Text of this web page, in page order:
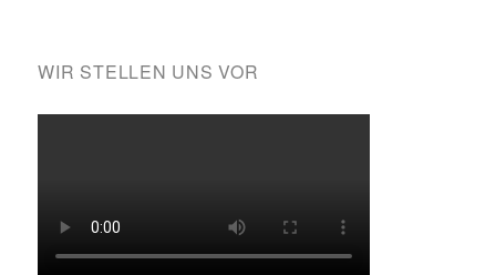
WIR STELLEN UNS VOR